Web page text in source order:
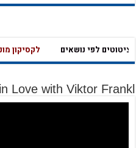
לפי נושאים לקסיקון
Love with Viktor Frankl